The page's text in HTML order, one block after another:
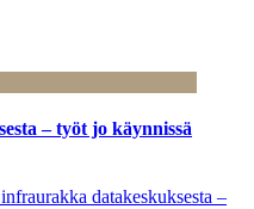
– työt jo käynnissä
datakeskuksesta –